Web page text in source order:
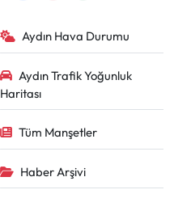
Aydın Hava Durumu
Aydın Trafik Yoğunluk
Haritası
Tüm Manşetler
Haber Arşivi